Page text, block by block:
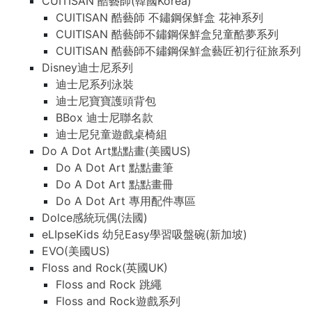
CUITISAN 酷藝師 不鏽鋼保鮮盒 花神系列
CUITISAN 酷藝師不鏽鋼保鮮盒兒童酷夢系列
CUITISAN 酷藝師不鏽鋼保鮮盒藝匠初行征旅系列
Disney迪士尼系列
迪士尼系列泳裝
迪士尼寶寶護頭背包
BBox 迪士尼聯名款
迪士尼兒童遊戲桌椅組
Do A Dot Art點點畫(美國US)
Do A Dot Art 點點畫筆
Do A Dot Art 點點畫冊
Do A Dot Art 專用配件專區
Dolce感統玩偶(法國)
eLIpseKids 幼兒Easy學習吸盤碗(新加坡)
EVO(美國US)
Floss and Rock(英國UK)
Floss and Rock 跳繩
Floss and Rock遊戲系列